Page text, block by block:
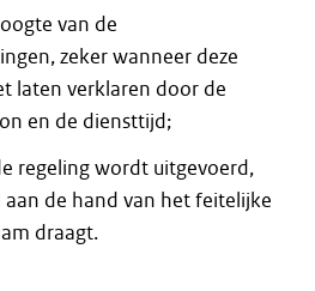
van de
zeker wanneer deze
laten verklaren door de
en de diensttijd;
regeling wordt uitgevoerd,
de hand van het feitelijke
draagt.